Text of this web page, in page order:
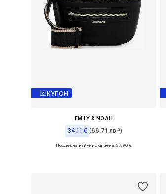
КУПОН
EMILY & NOAH
34,11 € (66,71 лв.³)
Налични размери: One Size
Последна най-ниска цена:37,90 €